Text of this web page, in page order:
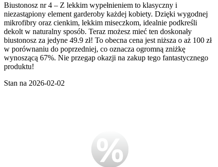
Biustonosz nr 4 – Z lekkim wypełnieniem to klasyczny i
niezastąpiony element garderoby każdej kobiety. Dzięki wygodnej
mikrofibry oraz cienkim, lekkim miseczkom, idealnie podkreśli
dekolt w naturalny sposób. Teraz możesz mieć ten doskonały
biustonosz za jedyne 49.9 zł! To obecna cena jest niższa o aż 100 zł
w porównaniu do poprzedniej, co oznacza ogromną zniżkę
wynoszącą 67%. Nie przegap okazji na zakup tego fantastycznego
produktu!
Stan na 2026-02-02